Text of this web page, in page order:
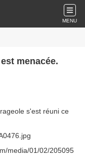
MENU
menacée.
s'est réuni ce